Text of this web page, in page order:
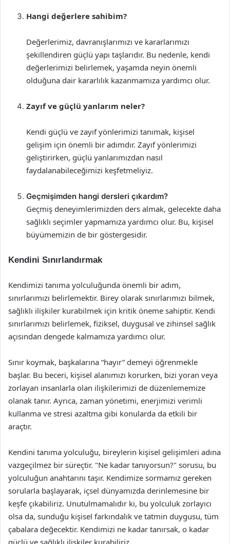
Hangi değerlere sahibim?
Değerlerimiz, davranışlarımızı ve kararlarımızı
şekillendiren güçlü yapı taşlarıdır. Bu nedenle, kendi
değerlerimizi belirlemek, yaşamda neyin önemli
olduğuna dair kararlılık kazanmamıza yardımcı olur.
Zayıf ve güçlü yanlarım neler?
Kendi güçlü ve zayıf yönlerimizi tanımak, kişisel
gelişim için önemli bir adımdır. Zayıf yönlerimizi
geliştirirken, güçlü yanlarımızdan nasıl
faydalanabileceğimizi keşfetmeliyiz.
Geçmişimden hangi dersleri çıkardım?
Geçmiş deneyimlerimizden ders almak, gelecekte daha
sağlıklı seçimler yapmamıza yardımcı olur. Bu, kişisel
büyümemizin de bir göstergesidir.
Kendini Sınırlandırmak
Kendimizi tanıma yolculuğunda önemli bir adım,
sınırlarımızı belirlemektir. Birey olarak sınırlarımızı bilmek,
sağlıklı ilişkiler kurabilmek için kritik öneme sahiptir. Kendi
sınırlarımızı belirlemek, fiziksel, duygusal ve zihinsel sağlık
açısından dengede kalmamıza yardımcı olur.
Sınır koymak, başkalarına “hayır” demeyi öğrenmekle
başlar. Bu beceri, kişisel alanımızı korurken, bizi yoran veya
zorlayan insanlarla olan ilişkilerimizi de düzenlememize
olanak tanır. Ayrıca, zaman yönetimi, enerjimizi verimli
kullanma ve stresi azaltma gibi konularda da etkili bir
araçtır.
Kendini tanıma yolculuğu, bireylerin kişisel gelişimleri adına
vazgeçilmez bir süreçtir. "Ne kadar tanıyorsun?" sorusu, bu
yolculuğun anahtarını taşır. Kendimize sormamız gereken
sorularla başlayarak, içsel dünyamızda derinlemesine bir
keşfe çıkabiliriz. Unutulmamalıdır ki, bu yolculuk zorlayıcı
olsa da, sunduğu kişisel farkındalık ve tatmin duygusu, tüm
çabalara değecektir. Kendimizi ne kadar tanırsak, o kadar
güçlü ve sağlıklı ilişkiler kurabiliriz.